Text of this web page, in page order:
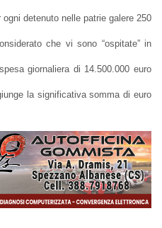
detenuto nelle patrie galere 250
che vi sono “ospitate” in
giornaliera di 14.500.000 euro
la significativa somma di euro